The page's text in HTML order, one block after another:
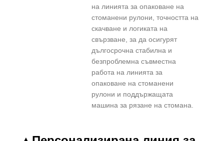
на линията за опаковане на
стоманени рулони, точността на
скачване и логиката на
свързване, за да осигурят
дългосрочна стабилна и
безпроблемна съвместна
работа на линията за
опаковане на стоманени
рулони и поддържащата
машина за рязане на стомана.